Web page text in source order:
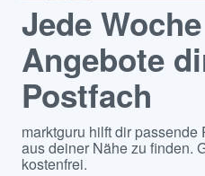
Jede
Angebote
Postfach
marktguru hilft dir
aus deiner Nähe zu finden.
kostenfrei.